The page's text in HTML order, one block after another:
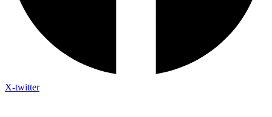
X-twitter